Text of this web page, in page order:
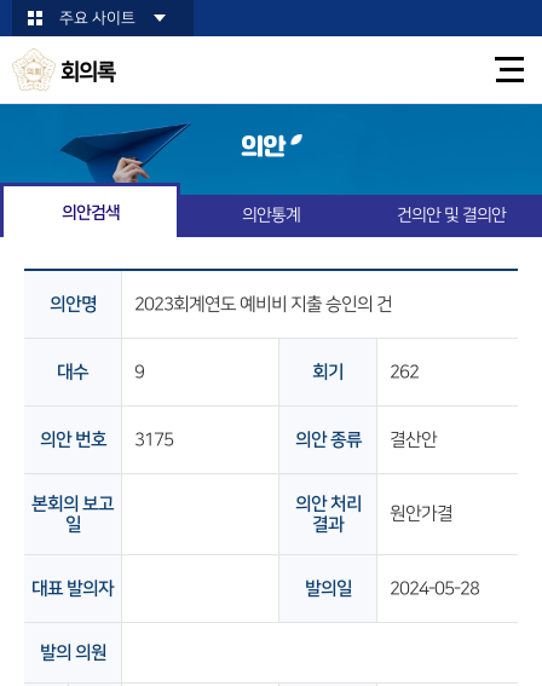
본문바로가기주요 사이트
회의록
의안
의안검색 의안통계 건의안 및 결의안
의안명 2023회계연도 예비비 지출 승인의 건
대수 9 회기 262
의안 번호 3175 의안 종류 결산안
본회의 보고
일
의안 처리
결과
원안가결
대표 발의자 발의일 2024-05-28
발의 의원